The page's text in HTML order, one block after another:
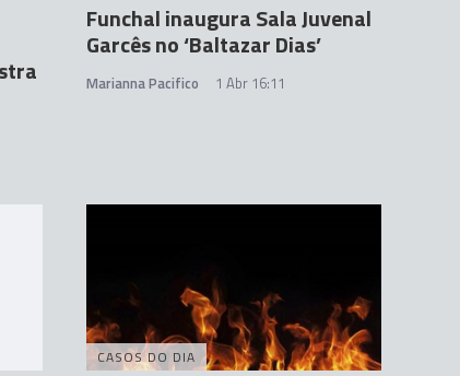
Funchal inaugura Sala Juvenal
Garcês no ‘Baltazar Dias’
Marianna Pacifico 1 Abr 16:11
CASOS DO DIA